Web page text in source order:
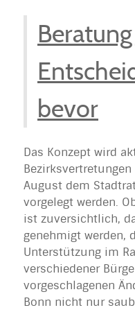
bevor
Das Konzept wird
August dem
vorgelegt werden.
ist zuversichtlich,
genehmigt werden,
Unterstützung im
verschiedener
vorgeschlagenen
Bonn nicht nur